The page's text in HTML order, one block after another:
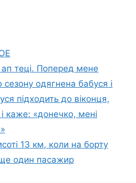
теці. Поперед мене
одягнена бабуся і
підходить до віконця,
каже: «донечко, мені
13 км, коли на борту
ще один пасажир